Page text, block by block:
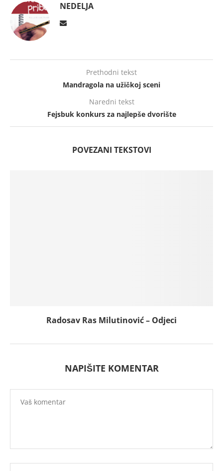
NEDELJA
Prethodni tekst
Mandragola na užičkoj sceni
Naredni tekst
Fejsbuk konkurs za najlepše dvorište
POVEZANI TEKSTOVI
Radosav Ras Milutinović – Odjeci
NAPIŠITE KOMENTAR